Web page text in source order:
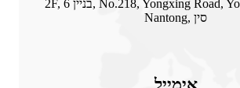
2F, בניין 6, No.218, Yongxing Road, Yongxing street,
Nantong, סין